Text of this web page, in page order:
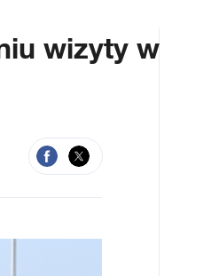
wizyty w